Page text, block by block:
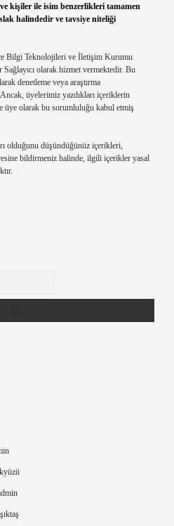
kişiler ile isim benzerlikleri tamamen
halindedir ve tavsiye niteliği
Bilgi Teknolojileri ve İletişim Kurumu
olarak hizmet vermektedir. Bu
denetleme veya araştırma
üyelerimiz yazdıkları içeriklerin
üye olarak bu sorumluluğu kabul etmiş
olduğunu düşündüğünüz içerikleri,
bildirmeniz halinde, ilgili içerikler yasal